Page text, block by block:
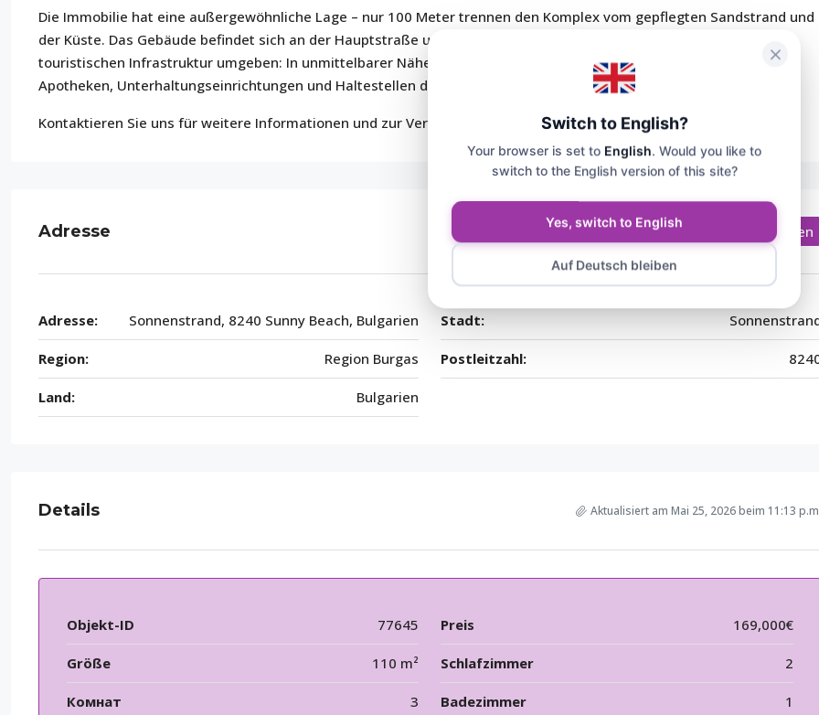
Die Immobilie hat eine außergewöhnliche Lage – nur 100 Meter trennen den Komplex vom gepflegten Sandstrand und
der Küste. Das Gebäude befindet sich an der Hauptstraße und ist von der gesamten notwendigen städtischen und
touristischen Infrastruktur umgeben: In unmittelbarer Nähe befinden sich große Supermärkte, Restaurants,
Apotheken, Unterhaltungseinrichtungen und Haltestellen des öffentlichen Verkehrs.
Kontaktieren Sie uns für weitere Informationen und zur Vereinbarung eines Besichtigungstermins im Komplex KAI!
Adresse In Google Maps öffnen
Adresse: Sonnenstrand, 8240 Sunny Beach, Bulgarien Stadt:
Region: Region Burgas Postleitzahl:
Land: Bulgarien
Details Aktualisiert am Mai 25, 2026 beim 11:13
Objekt-ID 77645 Preis 169,000€
Größe 110 m² Schlafzimmer 2
Комнат 3 Badezimmer 1
Switch to English?
Your browser is set to English. Would you like to
switch to the English version of this site?
Yes, switch to English
Auf Deutsch bleiben